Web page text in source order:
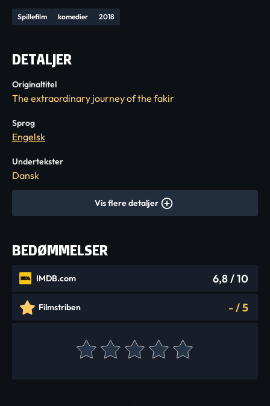
Spillefilm komedier 2018
DETALJER
Originaltitel
The extraordinary journey of the fakir
Sprog
Engelsk
Undertekster
Dansk
Vis flere detaljer
BEDØMMELSER
IMDB.com 6,8/ 10
Filmstriben -/5